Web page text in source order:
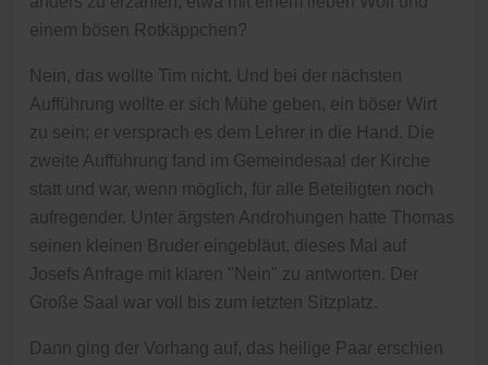
einem bösen Rotkäppchen?
Nein, das wollte Tim nicht. Und bei der nächsten
Aufführung wollte er sich Mühe geben, ein böser Wirt
zu sein; er versprach es dem Lehrer in die Hand. Die
zweite Aufführung fand im Gemeindesaal der Kirche
statt und war, wenn möglich, für alle Beteiligten noch
aufregender. Unter ärgsten Androhungen hatte Thomas
seinen kleinen Bruder eingebläut, dieses Mal auf
Josefs Anfrage mit klaren "Nein" zu antworten. Der
Große Saal war voll bis zum letzten Sitzplatz.
Dann ging der Vorhang auf, das heilige Paar erschien